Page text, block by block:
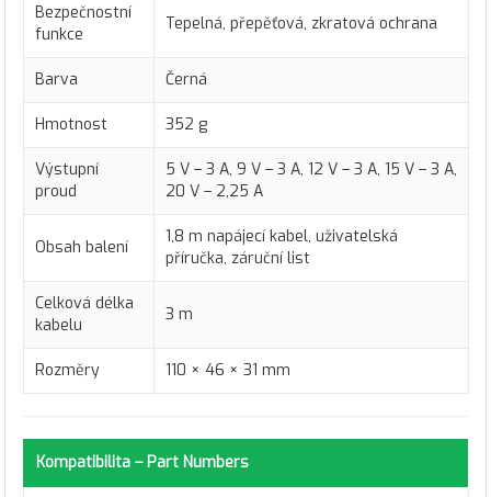
Bezpečnostní
funkce
Tepelná, přepěťová, zkratová ochrana
Barva Černá
Hmotnost 352 g
Výstupní
proud
5 V – 3 A, 9 V – 3 A, 12 V – 3 A, 15 V – 3 A,
20 V – 2,25 A
Obsah balení
1,8 m napájecí kabel, uživatelská
příručka, záruční list
Celková délka
kabelu
3 m
Rozměry 110 × 46 × 31 mm
Kompatibilita – Part Numbers